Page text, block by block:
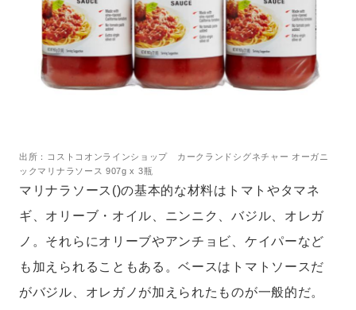
出所：コストコオンラインショップ カークランドシグネチャー オーガニ
ックマリナラソース 907g x 3瓶
マリナラソース()の基本的な材料はトマトやタマネ
ギ、オリーブ・オイル、ニンニク、バジル、オレガ
ノ。それらにオリーブやアンチョビ、ケイパーなど
も加えられることもある。ベースはトマトソースだ
がバジル、オレガノが加えられたものが一般的だ。